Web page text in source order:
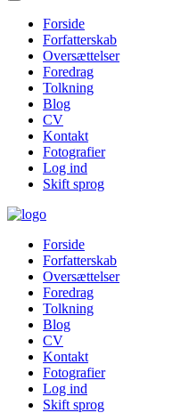
Forside
Forfatterskab
Oversættelser
Foredrag
Tolkning
Blog
CV
Kontakt
Fotografier
Log ind
Skift sprog
Forside
Forfatterskab
Oversættelser
Foredrag
Tolkning
Blog
CV
Kontakt
Fotografier
Log ind
Skift sprog